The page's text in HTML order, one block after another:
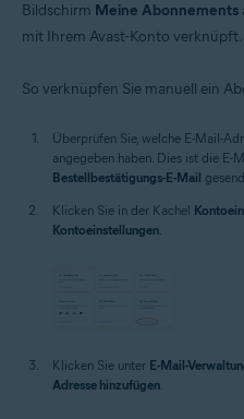
Bildschirm Meine Abonnements
mit Ihrem Avast-Konto verknüpft.
So verknüpfen Sie manuell ein
Überprüfen Sie, welche E-Mail-
angegeben haben. Dies ist die E-
Bestellbestätigungs-E-Mail
Klicken Sie in der Kachel
Kontoeinstellungen.
Klicken Sie unter E-Mail-
Adresse hinzufügen.